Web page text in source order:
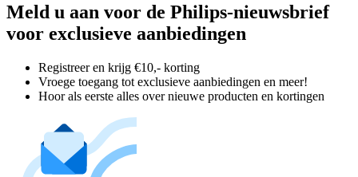
Meld u aan voor de Philips-nieuwsbrief
voor exclusieve aanbiedingen
Registreer en krijg €10,- korting
Vroege toegang tot exclusieve aanbiedingen en meer!
Hoor als eerste alles over nieuwe producten en kortingen